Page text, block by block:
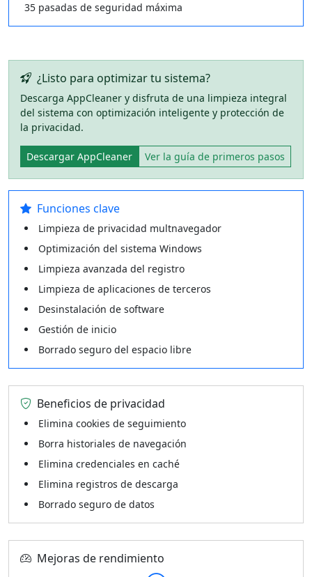
35 pasadas de seguridad máxima
¿Listo para optimizar tu sistema?
Descarga AppCleaner y disfruta de una limpieza integral
del sistema con optimización inteligente y protección de
la privacidad.
Descargar AppCleaner Ver la guía de primeros pasos
Funciones clave
Limpieza de privacidad multnavegador
Optimización del sistema Windows
Limpieza avanzada del registro
Limpieza de aplicaciones de terceros
Desinstalación de software
Gestión de inicio
Borrado seguro del espacio libre
Beneficios de privacidad
Elimina cookies de seguimiento
Borra historiales de navegación
Elimina credenciales en caché
Elimina registros de descarga
Borrado seguro de datos
Mejoras de rendimiento